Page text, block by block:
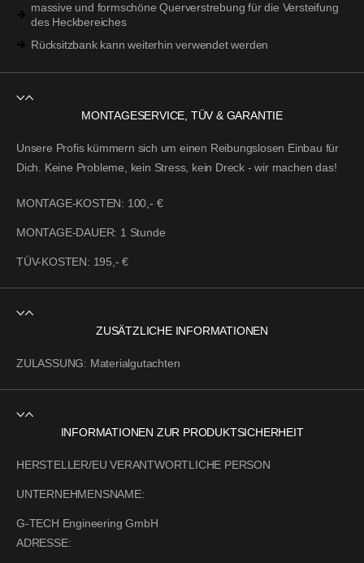
massive und formschöne Querverstrebung für die Versteifung
des Heckbereiches
Rücksitzbank kann weiterhin verwendet werden
MONTAGESERVICE, TÜV & GARANTIE
Unsere Profis kümmern sich um einen Reibungslosen Einbau für
Dich. Keine Probleme, kein Stress, kein Dreck - wir machen das!
MONTAGE-KOSTEN: 100,- €
MONTAGE-DAUER: 1 Stunde
TÜV-KOSTEN: 195,- €
ZUSÄTZLICHE INFORMATIONEN
ZULASSUNG: Materialgutachten
INFORMATIONEN ZUR PRODUKTSICHERHEIT
HERSTELLER/EU VERANTWORTLICHE PERSON
UNTERNEHMENSNAME:
G-TECH Engineering GmbH
ADRESSE: